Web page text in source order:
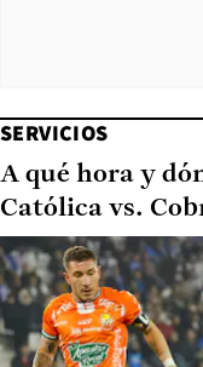
SERVICIOS
A qué hora y
Católica vs.